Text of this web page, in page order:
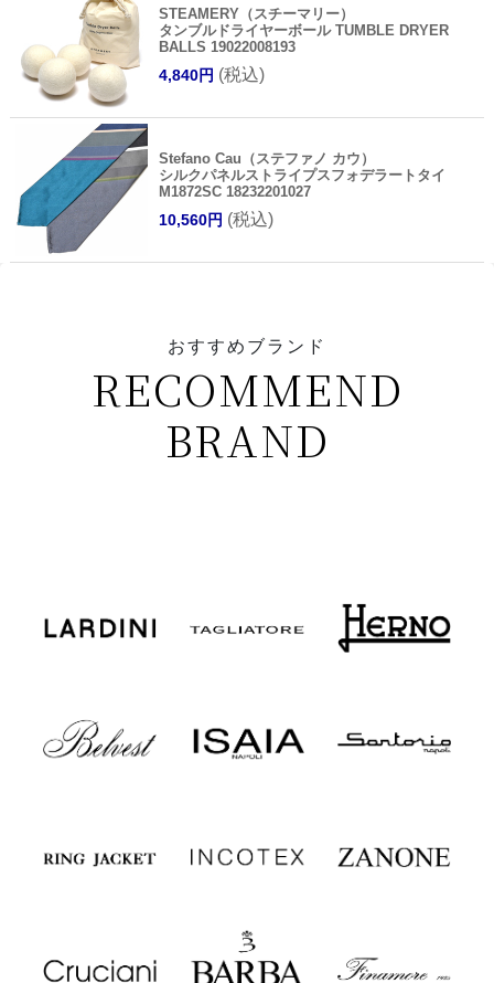
STEAMERY（スチーマリー）
タンブルドライヤーボール TUMBLE DRYER
BALLS 19022008193
4,840円 (税込)
Stefano Cau（ステファノ カウ）
シルクパネルストライプスフォデラートタイ
M1872SC 18232201027
10,560円 (税込)
おすすめブランド
RECOMMEND
BRAND